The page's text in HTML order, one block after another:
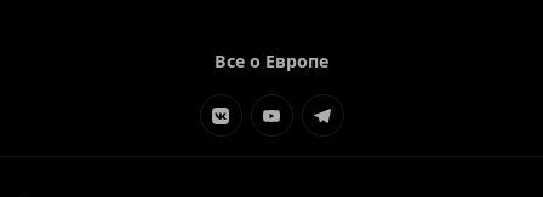
Все о Европе
ЭлементЭлементЭлемент